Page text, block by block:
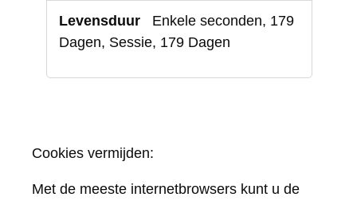
Enkele seconden, 179
Dagen, Sessie, 179 Dagen
Cookies vermijden:
Met de meeste internetbrowsers kunt u de